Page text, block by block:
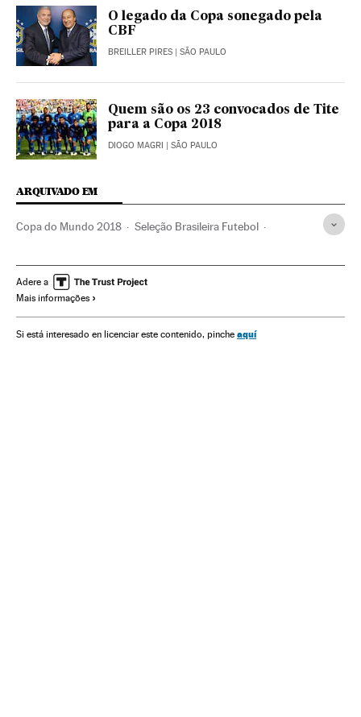
O legado da Copa sonegado pela
CBF
BREILLER PIRES | SÃO PAULO
Quem são os 23 convocados de Tite
para a Copa 2018
DIOGO MAGRI | SÃO PAULO
ARQUIVADO EM
Copa do Mundo 2018 Seleção Brasileira Futebol
Copa América Desigualdade social
Copa do Mundo Futebol
Estádios futebol Seleções esportivas Copa do mundo
Adere a
Mais informações
Si está interesado en licenciar este contenido, pinche aquí